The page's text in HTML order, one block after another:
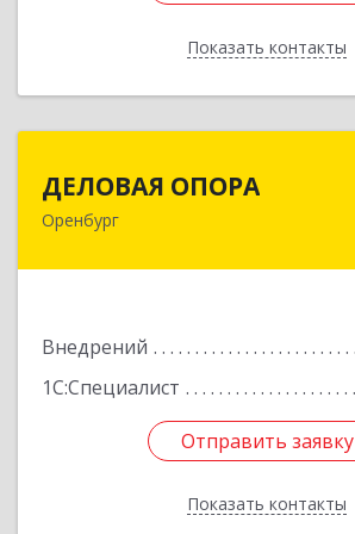
Показать контакты
Назад
ДЕЛОВАЯ ОПОРА
Оренбург
Внедрений
1С:Специалист
Отправить заявку
Показать контакты
Отправить заявку
Назад